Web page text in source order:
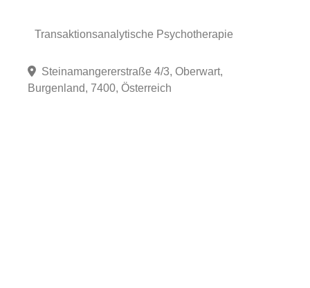
Transaktionsanalytische Psychotherapie
Steinamangererstraße 4/3, Oberwart,
Burgenland, 7400, Österreich